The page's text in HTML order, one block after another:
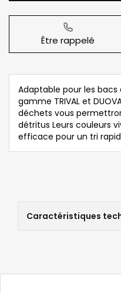
Être rappelé
Adaptable pour les
gamme TRIVAL et
déchets vous
détritus Leurs couleurs
efficace pour un tri
Caractéristiques